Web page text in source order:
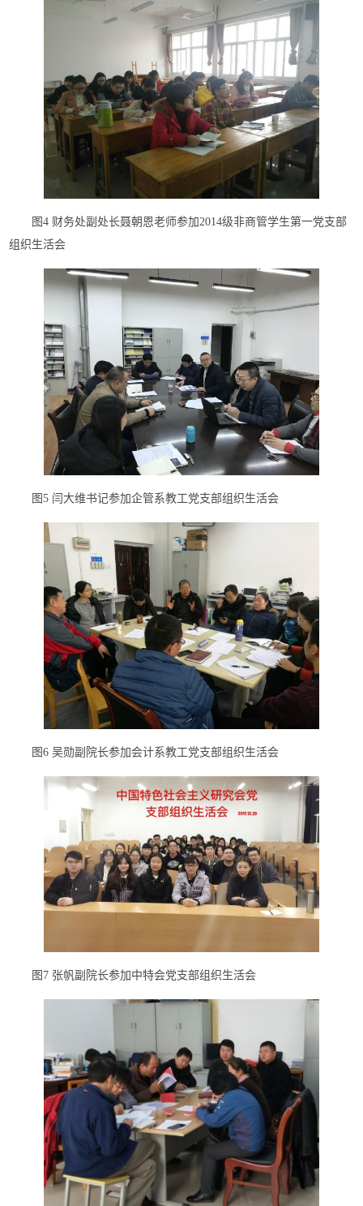
图4 财务处副处长聂朝恩老师参加2014级非商管学生第一党支部
组织生活会
图5 闫大维书记参加企管系教工党支部组织生活会
图6 吴勋副院长参加会计系教工党支部组织生活会
图7 张帆副院长参加中特会党支部组织生活会